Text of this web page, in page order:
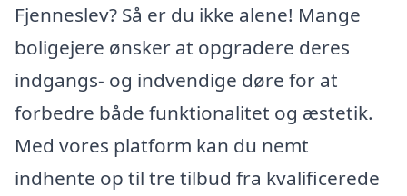
Fjenneslev? Så er du ikke alene! Mange
boligejere ønsker at opgradere deres
indgangs- og indvendige døre for at
forbedre både funktionalitet og æstetik.
Med vores platform kan du nemt
indhente op til tre tilbud fra kvalificerede